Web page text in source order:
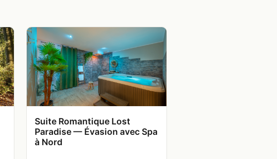
Suite Romantique Lost
Paradise — Évasion avec Spa
à Nord